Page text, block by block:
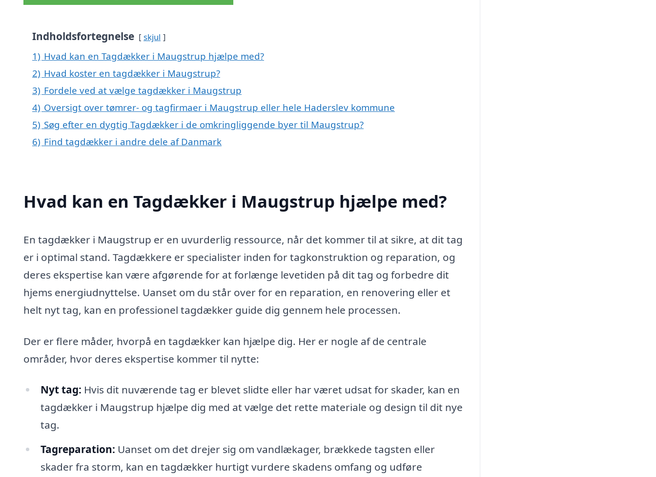
Indholdsfortegnelse skjul
1) Hvad kan en Tagdækker i Maugstrup hjælpe med?
2) Hvad koster en tagdækker i Maugstrup?
3) Fordele ved at vælge tagdækker i Maugstrup
4) Oversigt over tømrer- og tagfirmaer i Maugstrup eller hele Haderslev kommune
5) Søg efter en dygtig Tagdækker i de omkringliggende byer til Maugstrup?
6) Find tagdækker i andre dele af Danmark
Hvad kan en Tagdækker i Maugstrup hjælpe med?
En tagdækker i Maugstrup er en uvurderlig ressource, når det kommer til at sikre, at dit tag
er i optimal stand. Tagdækkere er specialister inden for tagkonstruktion og reparation, og
deres ekspertise kan være afgørende for at forlænge levetiden på dit tag og forbedre dit
hjems energiudnyttelse. Uanset om du står over for en reparation, en renovering eller et
helt nyt tag, kan en professionel tagdækker guide dig gennem hele processen.
Der er flere måder, hvorpå en tagdækker kan hjælpe dig. Her er nogle af de centrale
områder, hvor deres ekspertise kommer til nytte:
Nyt tag: Hvis dit nuværende tag er blevet slidte eller har været udsat for skader, kan en
tagdækker i Maugstrup hjælpe dig med at vælge det rette materiale og design til dit nye
tag.
Tagreparation: Uanset om det drejer sig om vandlækager, brækkede tagsten eller
skader fra storm, kan en tagdækker hurtigt vurdere skadens omfang og udføre